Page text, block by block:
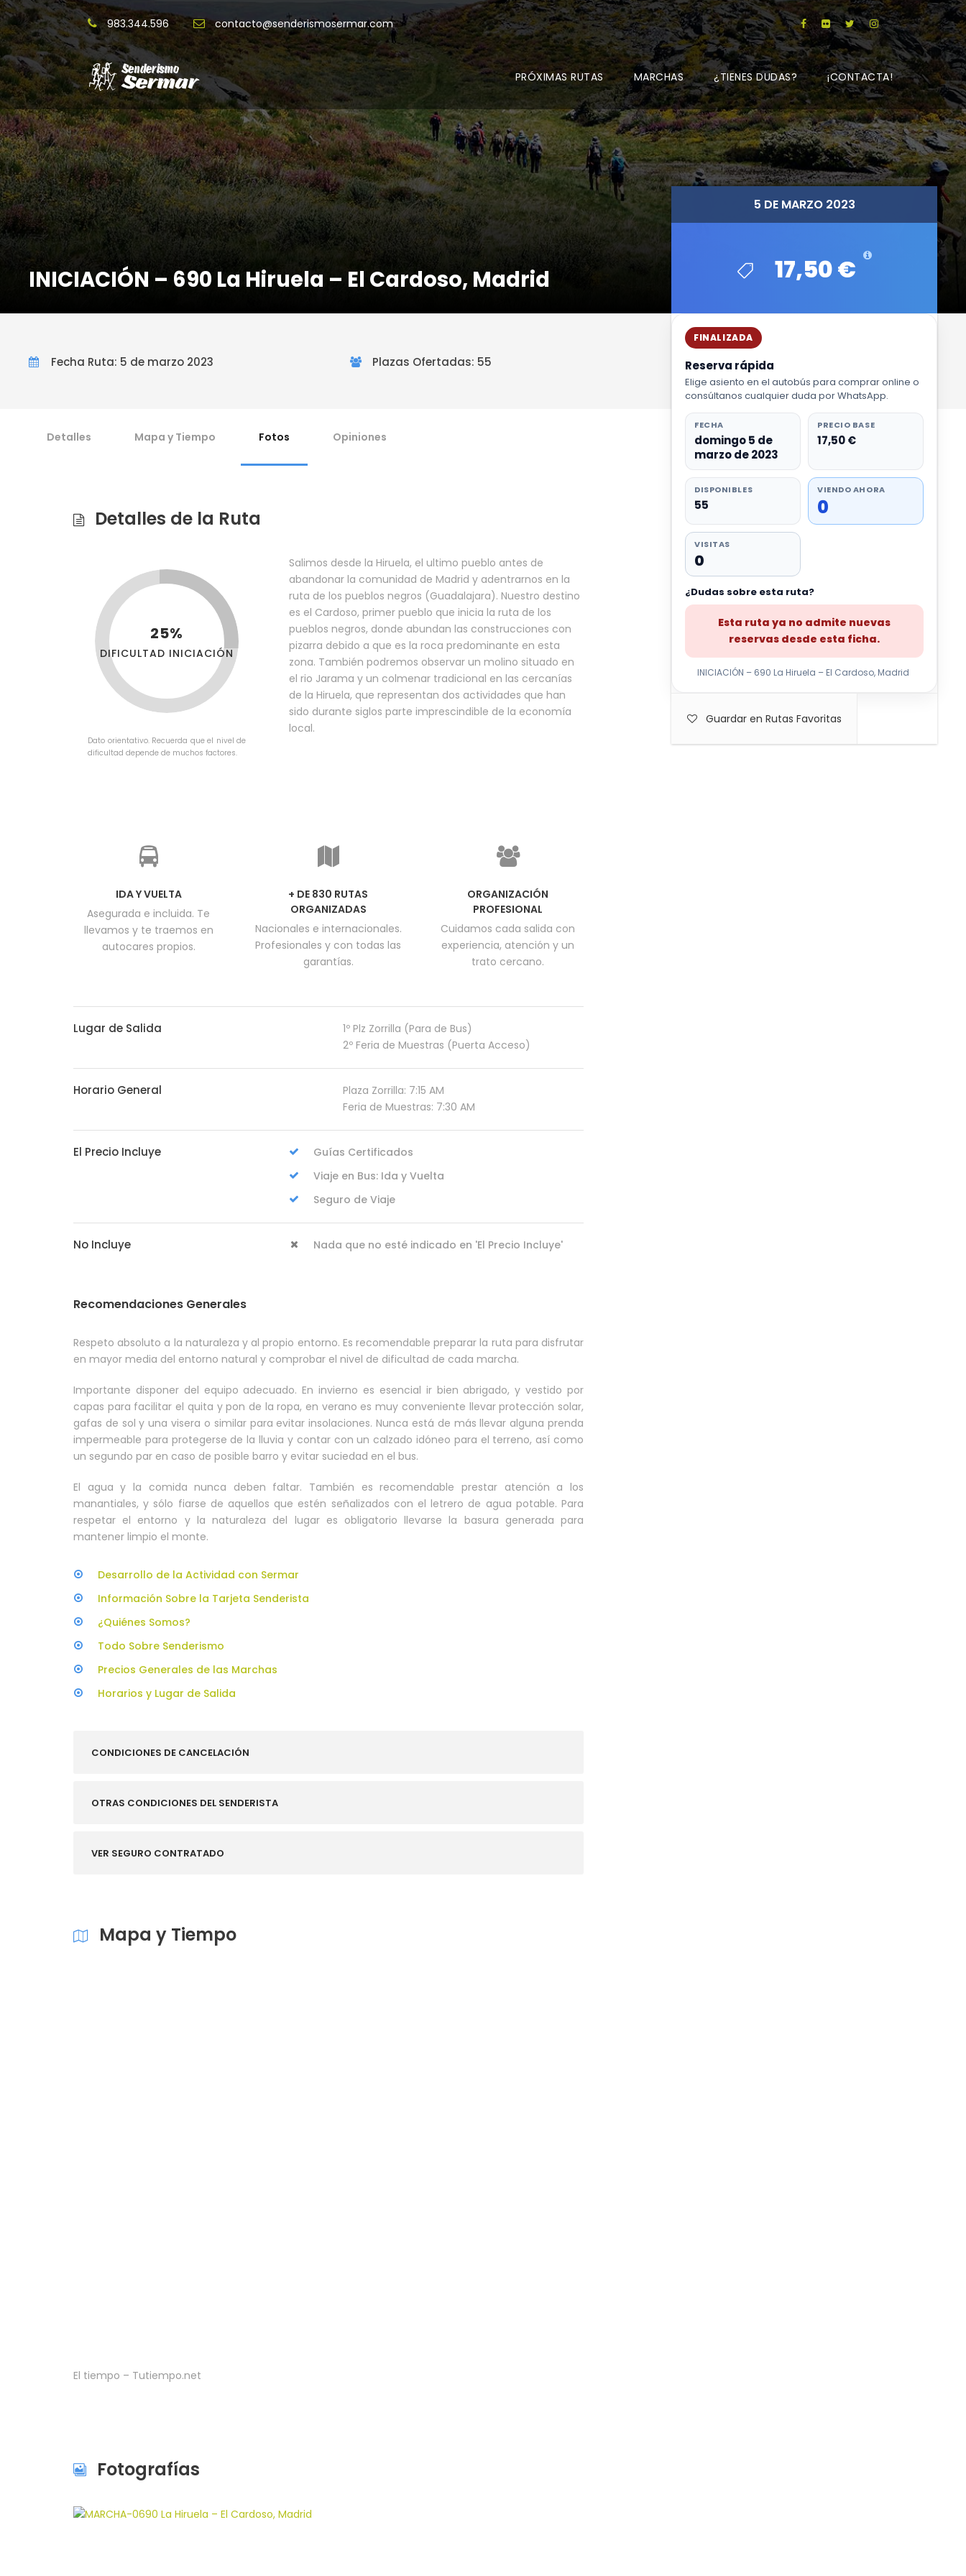
983.344.596 contacto@senderismosermar.com
PRÓXIMAS RUTAS MARCHAS ¿TIENES DUDAS? ¡CONTACTA!
INICIACIÓN – 690 La Hiruela – El Cardoso, Madrid
5 DE MARZO 2023
17,50 €
5 DE MARZO 2023
17,50 €
FINALIZADA
Reserva rápida
Elige asiento en el autobús para comprar online o
consúltanos cualquier duda por WhatsApp.
FECHA
domingo 5 de
marzo de 2023
PRECIO BASE
17,50 €
DISPONIBLES
55
VIENDO AHORA
0
VISITAS
0
¿Dudas sobre esta ruta?
Esta ruta ya no admite nuevas
reservas desde esta ficha.
INICIACIÓN – 690 La Hiruela – El Cardoso, Madrid
Guardar en Rutas Favoritas
Fecha Ruta: 5 de marzo 2023 Plazas Ofertadas: 55
Detalles Mapa y Tiempo Fotos Opiniones
Detalles de la Ruta
25%
DIFICULTAD INICIACIÓN
Dato orientativo. Recuerda que el nivel de
dificultad depende de muchos factores.
Salimos desde la Hiruela, el ultimo pueblo antes de
abandonar la comunidad de Madrid y adentrarnos en la
ruta de los pueblos negros (Guadalajara). Nuestro destino
es el Cardoso, primer pueblo que inicia la ruta de los
pueblos negros, donde abundan las construcciones con
pizarra debido a que es la roca predominante en esta
zona. También podremos observar un molino situado en
el rio Jarama y un colmenar tradicional en las cercanías
de la Hiruela, que representan dos actividades que han
sido durante siglos parte imprescindible de la economía
local.
IDA Y VUELTA
Asegurada e incluida. Te
llevamos y te traemos en
autocares propios.
+ DE 830 RUTAS
ORGANIZADAS
Nacionales e internacionales.
Profesionales y con todas las
garantías.
ORGANIZACIÓN
PROFESIONAL
Cuidamos cada salida con
experiencia, atención y un
trato cercano.
Lugar de Salida
1º Plz Zorrilla (Para de Bus)
2º Feria de Muestras (Puerta Acceso)
Horario General
Plaza Zorrilla: 7:15 AM
Feria de Muestras: 7:30 AM
El Precio Incluye
Guías Certificados
Viaje en Bus: Ida y Vuelta
Seguro de Viaje
No Incluye Nada que no esté indicado en 'El Precio Incluye'
Recomendaciones Generales
Respeto absoluto a la naturaleza y al propio entorno. Es recomendable preparar la ruta para disfrutar
en mayor media del entorno natural y comprobar el nivel de dificultad de cada marcha.
Importante disponer del equipo adecuado. En invierno es esencial ir bien abrigado, y vestido por
capas para facilitar el quita y pon de la ropa, en verano es muy conveniente llevar protección solar,
gafas de sol y una visera o similar para evitar insolaciones. Nunca está de más llevar alguna prenda
impermeable para protegerse de la lluvia y contar con un calzado idóneo para el terreno, así como
un segundo par en caso de posible barro y evitar suciedad en el bus.
El agua y la comida nunca deben faltar. También es recomendable prestar atención a los
manantiales, y sólo fiarse de aquellos que estén señalizados con el letrero de agua potable. Para
respetar el entorno y la naturaleza del lugar es obligatorio llevarse la basura generada para
mantener limpio el monte.
Desarrollo de la Actividad con Sermar
Información Sobre la Tarjeta Senderista
¿Quiénes Somos?
Todo Sobre Senderismo
Precios Generales de las Marchas
Horarios y Lugar de Salida
CONDICIONES DE CANCELACIÓN
OTRAS CONDICIONES DEL SENDERISTA
VER SEGURO CONTRATADO
Mapa y Tiempo
El tiempo – Tutiempo.net
Fotografías